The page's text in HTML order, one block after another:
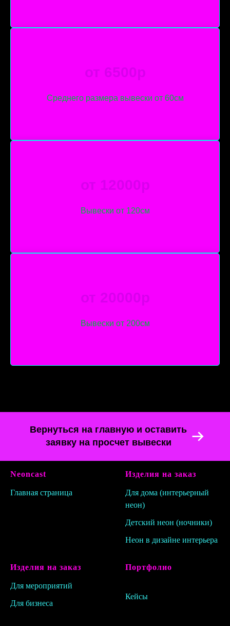
от 6500р
Среднего размера вывески от 60см
от 12000р
Вывески от 120см
от 20000р
Вывески от 200см
Вернуться на главную и оставить
заявку на просчет вывески
Neoncast
Главная страница
Изделия на заказ
Для дома (интерьерный
неон)
Детский неон (ночники)
Неон в дизайне интерьера
Изделия на заказ
Для мероприятий
Для бизнеса
Портфолио
Кейсы